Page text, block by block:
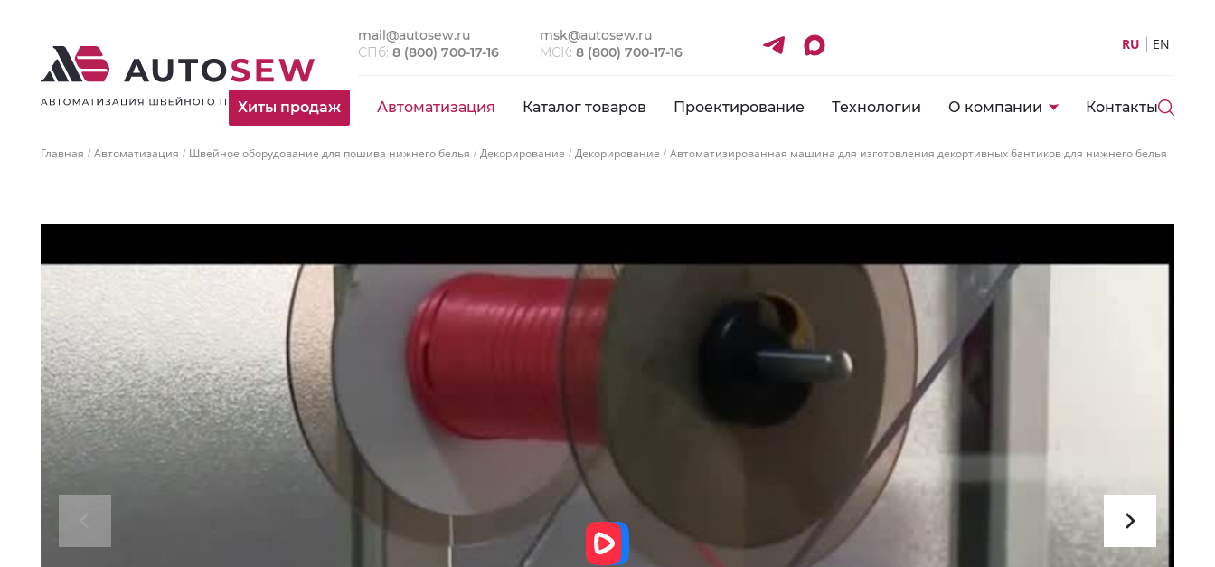
mail@autosew.ru
СПб: 8 (800) 700-17-16
msk@autosew.ru
МСК: 8 (800) 700-17-16 RU EN
Хиты продаж Автоматизация Каталог товаров Проектирование Технологии О компании Контакты
Главная Автоматизация Швейное оборудование для пошива нижнего белья Декорирование Декорирование Автоматизированная машина для изготовления декортивных бантиков для нижнего белья